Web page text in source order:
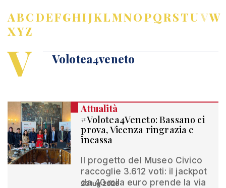
ABCDEFGHIJKLMNOPQRSTUVW
XYZ
V Volotea4veneto
Attualità
#Volotea4Veneto: Bassano ci
prova, Vicenza ringrazia e
incassa
Il progetto del Museo Civico
raccoglie 3.612 voti: il jackpot
da 40 mila euro prende la via
23 lug 2026